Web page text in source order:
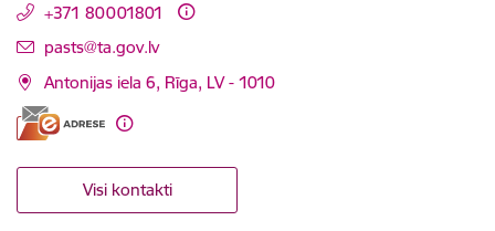
+371 80001801
E-pasts:
pasts@ta.gov.lv
Antonijas iela 6, Rīga, LV - 1010
Visi kontakti